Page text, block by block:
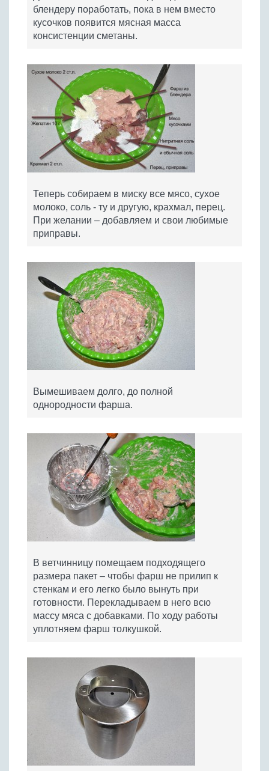
блендеру поработать, пока в нем вместо
кусочков появится мясная масса
консистенции сметаны.
Теперь собираем в миску все мясо, сухое
молоко, соль - ту и другую, крахмал, перец.
При желании – добавляем и свои любимые
приправы.
Вымешиваем долго, до полной
однородности фарша.
В ветчинницу помещаем подходящего
размера пакет – чтобы фарш не прилип к
стенкам и его легко было вынуть при
готовности. Перекладываем в него всю
массу мяса с добавками. По ходу работы
уплотняем фарш толкушкой.